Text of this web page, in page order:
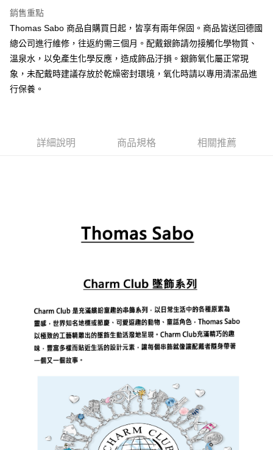
ATM付款
運送方式
黑貓宅急便
每筆NT$100，滿NT$3,000(含以上)免運費
銷售重點
Thomas Sabo 商品自購買日起，皆享有兩年保固。商品皆送回德國
總公司進行維修，往返約需三個月。配戴銀飾請勿接觸化學物質、
溫泉水，以免產生化學反應，造成飾品汙損。銀飾氧化屬正常現
象，未配戴時建議存放於乾燥密封環境，氧化時請以專用清潔品進
行保養。
詳細說明 商品規格 相關推薦